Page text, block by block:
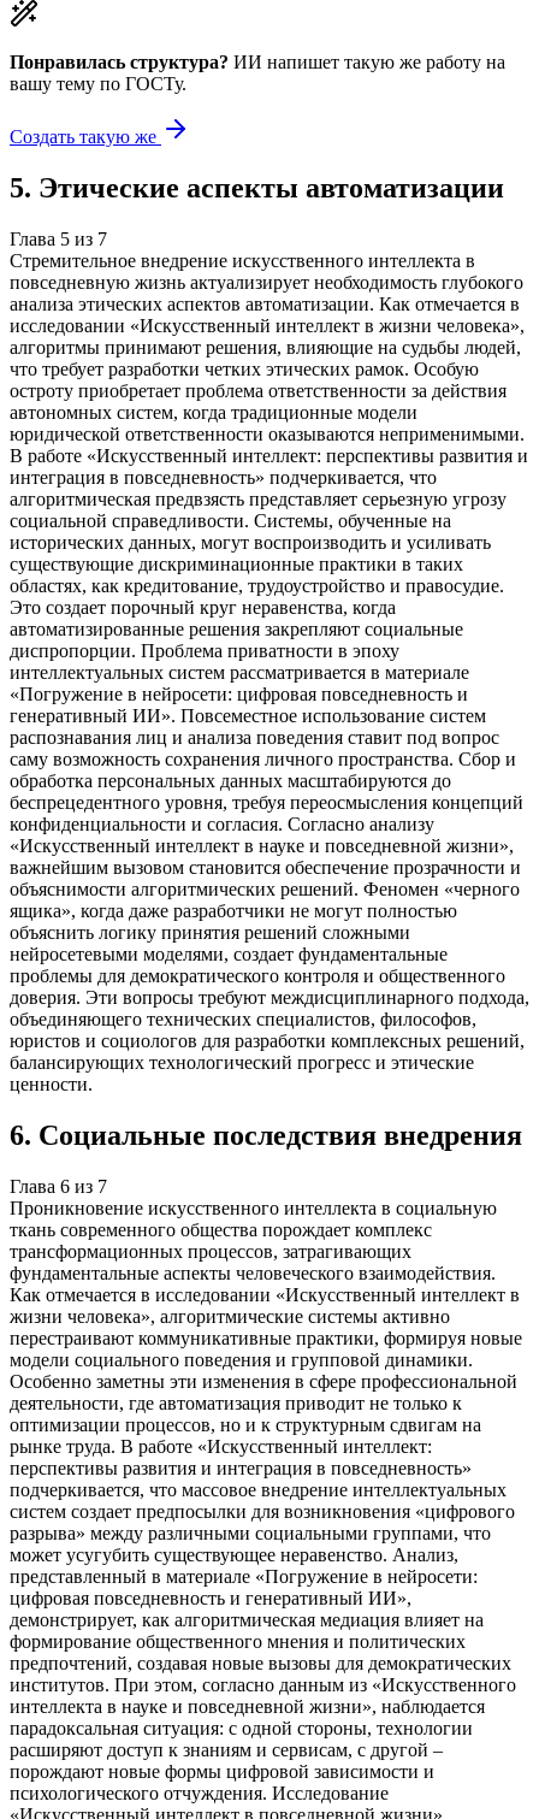
Понравилась структура? ИИ напишет такую же работу на
вашу тему по ГОСТу.
Создать такую же
5. Этические аспекты автоматизации
Глава 5 из 7
Стремительное внедрение искусственного интеллекта в
повседневную жизнь актуализирует необходимость глубокого
анализа этических аспектов автоматизации. Как отмечается в
исследовании «Искусственный интеллект в жизни человека»,
алгоритмы принимают решения, влияющие на судьбы людей,
что требует разработки четких этических рамок. Особую
остроту приобретает проблема ответственности за действия
автономных систем, когда традиционные модели
юридической ответственности оказываются неприменимыми.
В работе «Искусственный интеллект: перспективы развития и
интеграция в повседневность» подчеркивается, что
алгоритмическая предвзясть представляет серьезную угрозу
социальной справедливости. Системы, обученные на
исторических данных, могут воспроизводить и усиливать
существующие дискриминационные практики в таких
областях, как кредитование, трудоустройство и правосудие.
Это создает порочный круг неравенства, когда
автоматизированные решения закрепляют социальные
диспропорции. Проблема приватности в эпоху
интеллектуальных систем рассматривается в материале
«Погружение в нейросети: цифровая повседневность и
генеративный ИИ». Повсеместное использование систем
распознавания лиц и анализа поведения ставит под вопрос
саму возможность сохранения личного пространства. Сбор и
обработка персональных данных масштабируются до
беспрецедентного уровня, требуя переосмысления концепций
конфиденциальности и согласия. Согласно анализу
«Искусственный интеллект в науке и повседневной жизни»,
важнейшим вызовом становится обеспечение прозрачности и
объяснимости алгоритмических решений. Феномен «черного
ящика», когда даже разработчики не могут полностью
объяснить логику принятия решений сложными
нейросетевыми моделями, создает фундаментальные
проблемы для демократического контроля и общественного
доверия. Эти вопросы требуют междисциплинарного подхода,
объединяющего технических специалистов, философов,
юристов и социологов для разработки комплексных решений,
балансирующих технологический прогресс и этические
ценности.
6. Социальные последствия внедрения
Глава 6 из 7
Проникновение искусственного интеллекта в социальную
ткань современного общества порождает комплекс
трансформационных процессов, затрагивающих
фундаментальные аспекты человеческого взаимодействия.
Как отмечается в исследовании «Искусственный интеллект в
жизни человека», алгоритмические системы активно
перестраивают коммуникативные практики, формируя новые
модели социального поведения и групповой динамики.
Особенно заметны эти изменения в сфере профессиональной
деятельности, где автоматизация приводит не только к
оптимизации процессов, но и к структурным сдвигам на
рынке труда. В работе «Искусственный интеллект:
перспективы развития и интеграция в повседневность»
подчеркивается, что массовое внедрение интеллектуальных
систем создает предпосылки для возникновения «цифрового
разрыва» между различными социальными группами, что
может усугубить существующее неравенство. Анализ,
представленный в материале «Погружение в нейросети:
цифровая повседневность и генеративный ИИ»,
демонстрирует, как алгоритмическая медиация влияет на
формирование общественного мнения и политических
предпочтений, создавая новые вызовы для демократических
институтов. При этом, согласно данным из «Искусственного
интеллекта в науке и повседневной жизни», наблюдается
парадоксальная ситуация: с одной стороны, технологии
расширяют доступ к знаниям и сервисам, с другой –
порождают новые формы цифровой зависимости и
психологического отчуждения. Исследование
«Искусственный интеллект в повседневной жизни»